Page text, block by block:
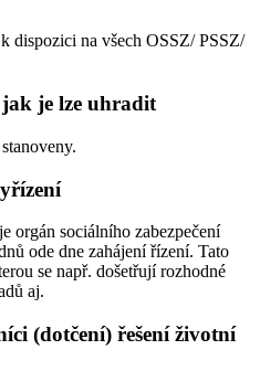
dispozici na všech OSSZ/ PSSZ/
je lze uhradit
orgán sociálního zabezpečení
ode dne zahájení řízení. Tato
se např. došetřují rozhodné
aj.
(dotčení) řešení životní